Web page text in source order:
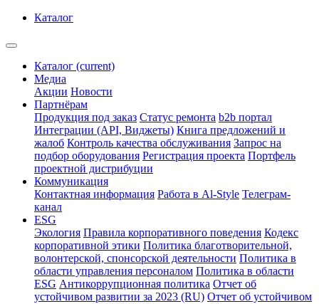
Каталог
Каталог (current)
Медиа
Акции Новости
Партнёрам
Продукция под заказ Статус ремонта b2b портал
Интеграции (API, Виджеты) Книга предложений и
жалоб Контроль качества обслуживания Запрос на
подбор оборудования Регистрация проекта Портфель
проектной дистрибуции
Коммуникация
Контактная информация Работа в Al-Style Телеграм-
канал
ESG
Экология Правила корпоративного поведения Кодекс
корпоративной этики Политика благотворительной,
волонтерской, спонсорской деятельности Политика в
области управления персоналом Политика в области
ESG Антикоррупционная политика Отчет об
устойчивом развитии за 2023 (RU) Отчет об устойчивом